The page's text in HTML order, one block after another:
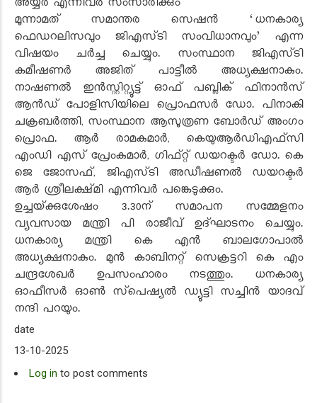
അയ്യർ എന്നിവർ സംസാരിക്കും
മൂന്നാമത്‌ സമാന്തര സെഷൻ ‘ധനകാര്യ
ഫെഡറലിസവും ജിഎസ്‌ടി സംവിധാനവും’ എന്ന
വിഷയം ചർച്ച ചെയ്യും. സംസ്ഥാന ജിഎസ്‌ടി
കമീഷണർ അജിത്‌ പാട്ടീൽ അധ്യക്ഷനാകും.
നാഷണൽ ഇൻസ്റ്റിറ്റ്യൂട്ട് ഓഫ് പബ്ലിക് ഫിനാൻസ്
ആൻഡ് പോളിസിയിലെ പ്രൊഫസർ ഡോ. പിനാകി
ചക്രബർത്തി, സംസ്ഥാന ആസൂത്രണ ബോർഡ്‌ അംഗം
പ്രൊഫ. ആർ രാമകുമാർ, കെയുആർഡിഎഫ്‌സി
എംഡി എസ്‌ പ്രേംകുമാർ, ഗിഫ്‌റ്റ്‌ ഡയറക്ടർ ഡോ. കെ
ജെ ജോസഫ്‌, ജിഎസ്‌ടി അഡീഷണൽ ഡയറക്ടർ
ആർ ശ്രീലക്ഷ്‌മി എന്നിവർ പങ്കെടുക്കും.
ഉച്ചയ്‌ക്കുശേഷം 3.30ന്‌ സമാപന സമ്മേളനം
വ്യവസായ മന്ത്രി പി രാജീവ്‌ ഉദ്‌ഘാടനം ചെയ്യും.
ധനകാര്യ മന്ത്രി കെ എൻ ബാലഗോപാൽ
അധ്യക്ഷനാകും. മുൻ കാബിനറ്റ് സെക്രട്ടറി കെ എം
ചന്ദ്രശേഖർ ഉപസംഹാരം നടത്തും. ധനകാര്യ
ഓഫീസർ ഓൺ സ്‌പെഷ്യൽ ഡ്യൂട്ടി സച്ചിൻ യാദവ്‌
നന്ദി പറയും.
date
13-10-2025
Log in to post comments